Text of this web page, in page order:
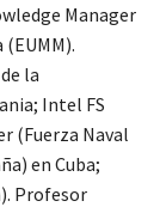
Manager
la
Intel FS
(Fuerza Naval
en Cuba;
Profesor